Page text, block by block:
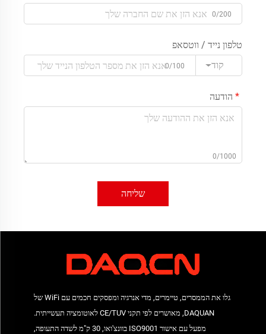
0/200
טלפון נייד / ווטסאפ
קוד
0/100
הודעה
0/1000
שליחה
גלו את הממסרים, טיימרים, מדי אנרגיה ומפסקים חכמים עם WiFi של
DAQUAN, מאושרים לפי תקני CE/TUV לאוטומציה תעשייתית.
מפעל עם אישור ISO9001 בוונצ'ואו, 30 ק"מ לשדה התעופה,